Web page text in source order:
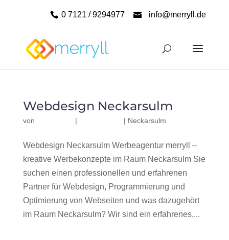
0 7121 / 9294977 info@merryll.de
Webdesign Neckarsulm
von | | Neckarsulm
Webdesign Neckarsulm Werbeagentur merryll –
kreative Werbekonzepte im Raum Neckarsulm Sie
suchen einen professionellen und erfahrenen
Partner für Webdesign, Programmierung und
Optimierung von Webseiten und was dazugehört
im Raum Neckarsulm? Wir sind ein erfahrenes,...